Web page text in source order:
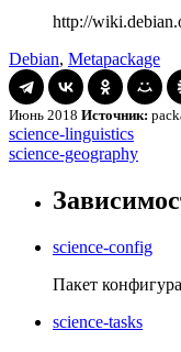
http://
Debian, Metapackage
Июнь 2018 Источник:
Навигация
по
записям
science-
linguistics
science-linguistics
science-
science-geography
science-config
Пакет
science-tasks